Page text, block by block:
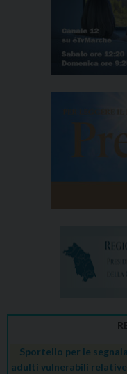
Sportello per le
adulti vulnerabili